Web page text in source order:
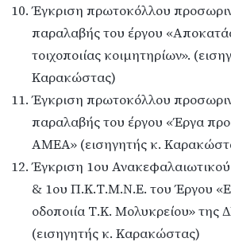
Έγκριση πρωτοκόλλου
παραλαβής του έργου
τοιχοποιίας κοιμητηρίων».
Καρακώστας)
Έγκριση πρωτοκόλλου
παραλαβής του έργου «Έργα
ΑΜΕΑ» (εισηγητής κ.
Έγκριση 1ου
& 1ου Π.Κ.Τ.Μ.Ν.Ε. του Έργου
οδοποιία Τ.Κ. Μολυκρείου» της
(εισηγητής κ. Καρακώστας)